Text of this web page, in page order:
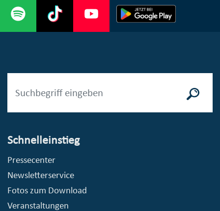
Schnelleinstieg
Pressecenter
Newsletterservice
Fotos zum Download
Veranstaltungen